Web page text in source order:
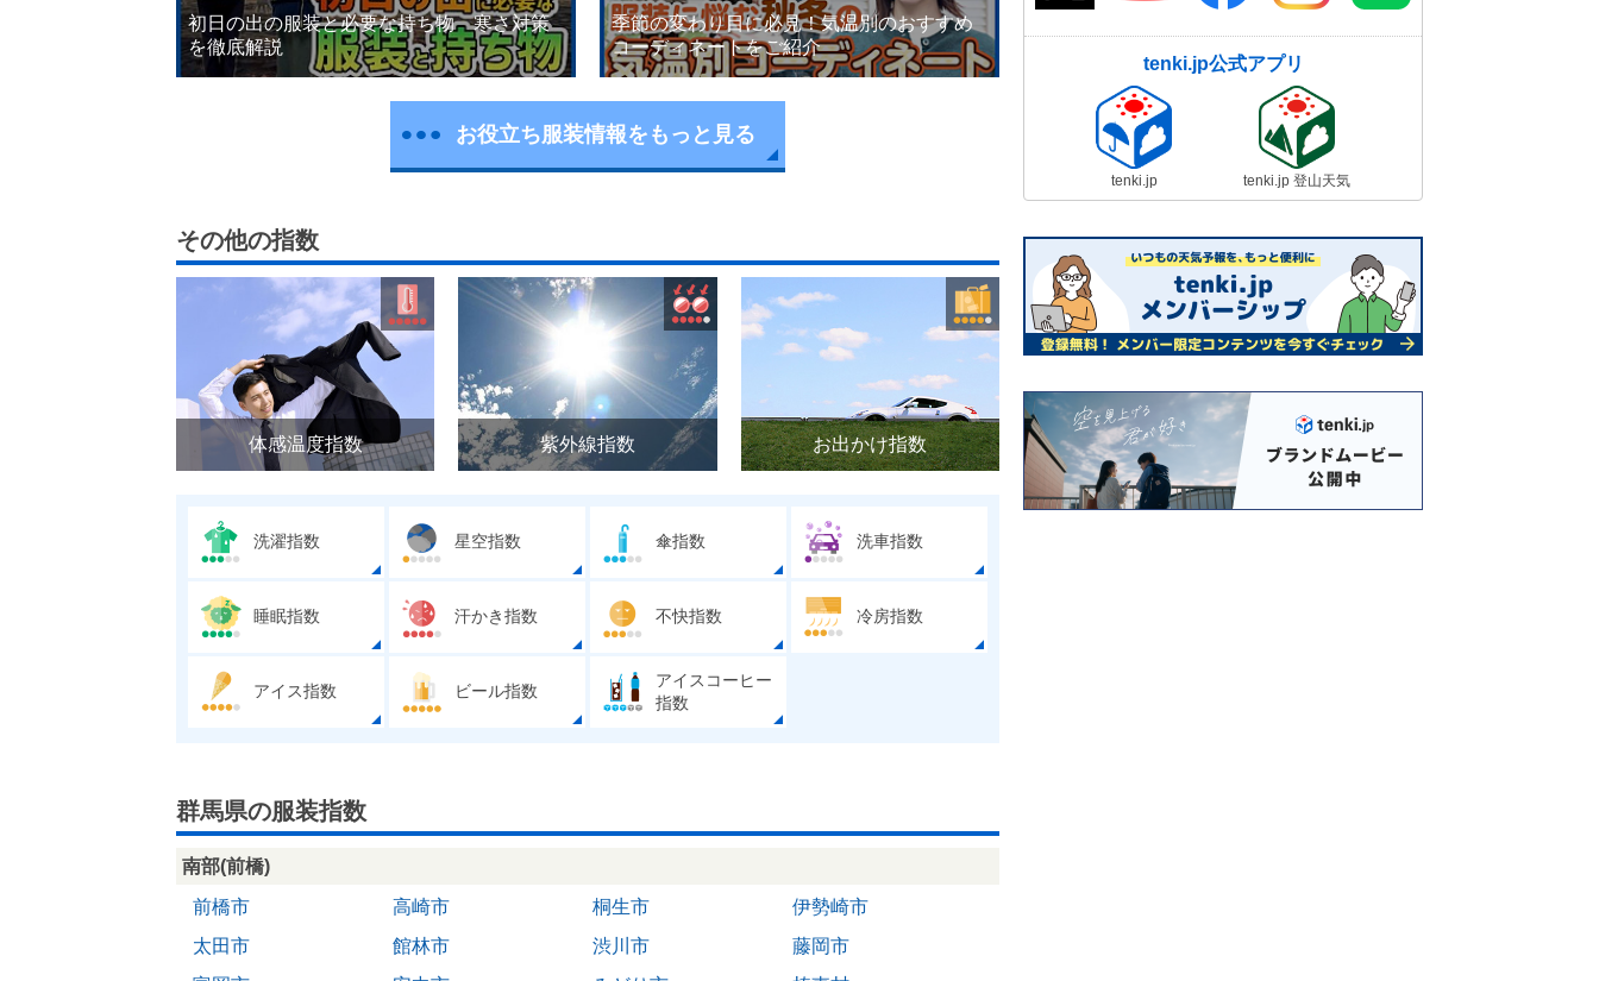
初日の出の服装と必要な持ち物 寒さ対策
を徹底解説
季節の変わり目に必見！気温別のおすすめ
コーディネートをご紹介
お役立ち服装情報をもっと見る
その他の指数
体感温度指数 紫外線指数 お出かけ指数
洗濯指数 星空指数 傘指数 洗車指数
睡眠指数 汗かき指数 不快指数 冷房指数
アイス指数 ビール指数
アイスコーヒー
指数
群馬県の服装指数
南部(前橋)
前橋市
高崎市 桐生市
伊勢崎市
太田市
館林市 渋川市
藤岡市
tenki.jp公式アプリ
tenki.jp tenki.jp 登山天気